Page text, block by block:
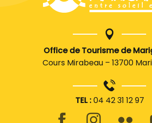
Office de Tourisme de
Cours Mirabeau – 13700
TEL :04 42 31 12 97